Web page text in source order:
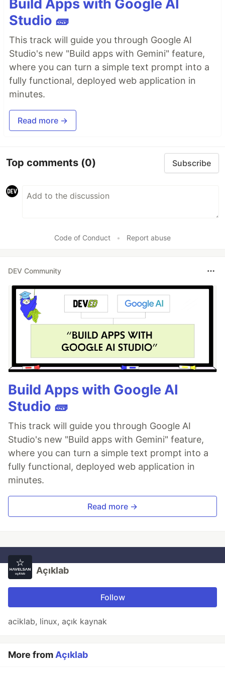
Build Apps with Google AI
Studio 🧱
This track will guide you through Google AI
Studio's new "Build apps with Gemini" feature,
where you can turn a simple text prompt into a
fully functional, deployed web application in
minutes.
Read more →
Top comments (0) Subscribe
Code of Conduct • Report abuse
DEV Community
Build Apps with Google AI
Studio 🧱
This track will guide you through Google AI
Studio's new "Build apps with Gemini" feature,
where you can turn a simple text prompt into a
fully functional, deployed web application in
minutes.
Read more →
Açıklab
Follow
aciklab, linux, açık kaynak
More fromAçıklab